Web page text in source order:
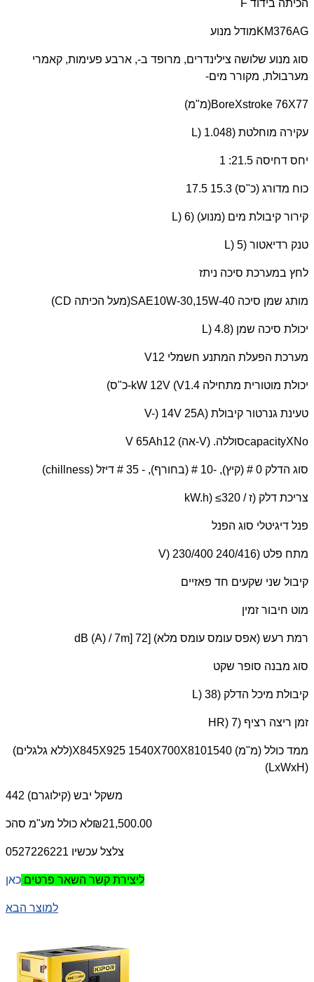
הכיתה בידוד F
KM376AGמודל מנוע
סוג מנוע שלושה צילינדרים, מרופד ב-, ארבע פעימות, קאמרי
מערבולת, מקורר מים-
BoreXstroke 76X77(מ"מ)
עקירה מוחלטת (L) 1.048
יחס דחיסה 21.5: 1
כוח מדורג (כ"ס) 15.3 17.5
קירור קיבולת מים (מנוע) (L) 6
טנק רדיאטור (L) 5
לחץ במערכת סיכה ניתז
מותג שמן סיכה SAE10W-30,15W-40(מעל הכיתה CD
)
יכולת סיכה שמן (L) 4.8
מערכת הפעלת המתנע חשמלי 12 V
יכולת מוטורית מתחילה 1.4 kW 12V (V-כ"ס)
טעינת גנרטור קיבולת (V-) 14V 25A
capacityXNoסוללה. (V-אה) 12 V 65Ah
סוג הדלק 0 # (קיץ), -10 # (בחורף), - 35 # דיזל ( chillness
)
צריכת דלק (ז / kW.h) ≤320
פנל דיגיטלי סוג הפנל
מתח פלט (V) 230/400 240/416
קיבול שני שקעים חד פאזיים
מוט חיבור זמין
רמת רעש (אפס עומס עומס מלא) [dB (A) / 7m] 72
סוג מבנה סופר שקט
קיבולת מיכל הדלק (L) 38
זמן ריצה רציף (HR) 7
ממד כולל (מ"מ) 1540 X845X925 1540X700X810(ללא גלגלים)
(
LxWxH
)
משקל יבש (קילוגרם) 442
לא כולל מע"מ₪21,500.00
ליצירת קשר השאר פרטים
למוצר הבא